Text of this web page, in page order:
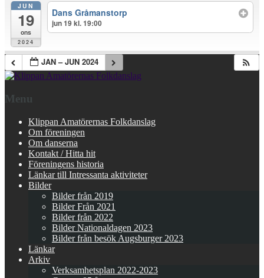
JUN
19
ons
2024
Dans Gråmanstorp
jun 19 kl. 19:00
JAN – JUN 2024
Menu
Klippan Amatörernas Folkdanslag
Om föreningen
Om danserna
Kontakt / Hitta hit
Föreningens historia
Länkar till Intressanta aktiviteter
Bilder
Bilder från 2019
Bilder Från 2021
Bilder från 2022
Bilder Nationaldagen 2023
Bilder från besök Augsburger 2023
Länkar
Arkiv
Verksamhetsplan 2022-2023